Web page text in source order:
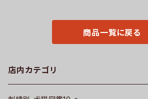
商品一覧に戻る
店内カテゴリ